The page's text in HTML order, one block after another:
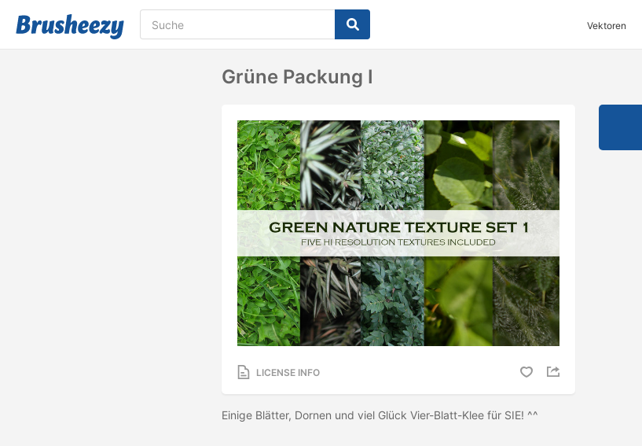
Vektoren
Grüne Packung I
LICENSE INFO
Einige Blätter, Dornen und viel Glück Vier-Blatt-Klee für SIE! ^^